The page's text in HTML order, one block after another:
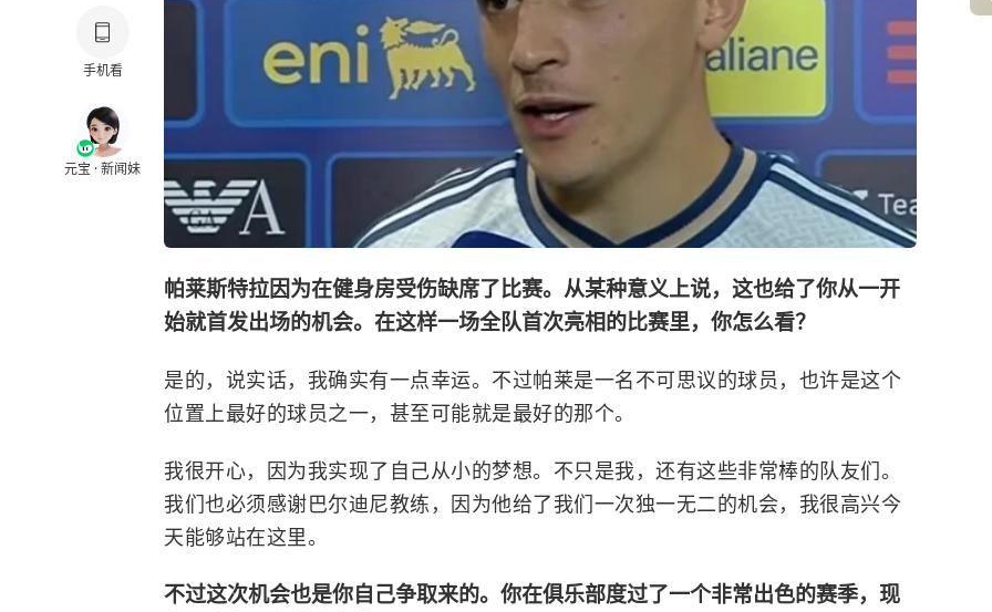
手机看
元宝 · 新闻妹
帕莱斯特拉因为在健身房受伤缺席了比赛。从某种意义上说，这也给了你从一开
始就首发出场的机会。在这样一场全队首次亮相的比赛里，你怎么看？
是的，说实话，我确实有一点幸运。不过帕莱是一名不可思议的球员，也许是这个
位置上最好的球员之一，甚至可能就是最好的那个。
我很开心，因为我实现了自己从小的梦想。不只是我，还有这些非常棒的队友们。
我们也必须感谢巴尔迪尼教练，因为他给了我们一次独一无二的机会，我很高兴今
天能够站在这里。
不过这次机会也是你自己争取来的。你在俱乐部度过了一个非常出色的赛季，现